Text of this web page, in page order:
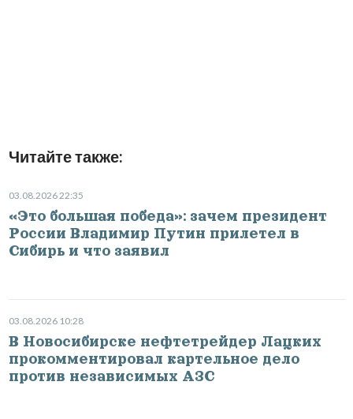
Читайте также:
03.08.2026 22:35
«Это большая победа»: зачем президент
России Владимир Путин прилетел в
Сибирь и что заявил
03.08.2026 10:28
В Новосибирске нефтетрейдер Лацких
прокомментировал картельное дело
против независимых АЗС